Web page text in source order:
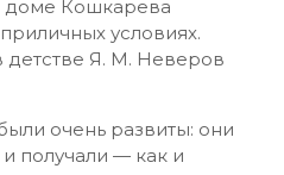
доме Кошкарева
условиях.
Я. М. Неверов
очень развиты: они
получали — как и